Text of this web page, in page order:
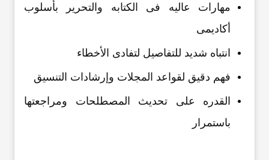
مهارات عالیه فی الکتابه والتحریر بأسلوب
أکادیمی
انتباه شدید للتفاصیل لتفادی الأخطاء
فهم دقیق لقواعد المجلات وإرشادات التنسیق
القدره على تحدیث المصطلحات ومراجعتها
باستمرار